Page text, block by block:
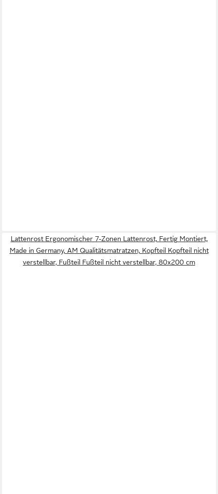
Lattenrost Ergonomischer 7-Zonen Lattenrost, Fertig Montiert,
Made in Germany, AM Qualitätsmatratzen, Kopfteil Kopfteil nicht
verstellbar, Fußteil Fußteil nicht verstellbar, 80x200 cm